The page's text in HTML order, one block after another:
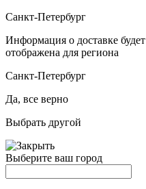
Санкт-Петербург
Информация о доставке будет
отображена для региона
Санкт-Петербург
Да, все верно
Выбрать другой
Выберите ваш город